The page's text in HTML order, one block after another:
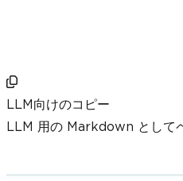
LLM向けのコピー
LLM 用の Markdown として